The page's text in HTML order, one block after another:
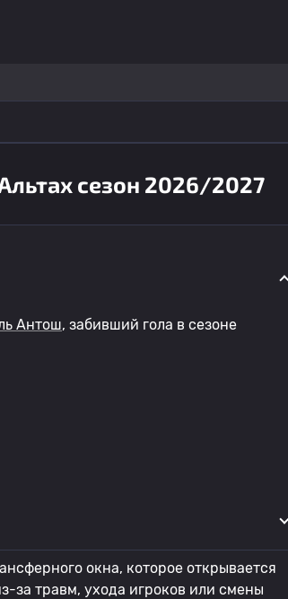
сезон 2026/2027
Антош, забивший гола в сезоне
окна, которое открывается
за травм, ухода игроков или смены